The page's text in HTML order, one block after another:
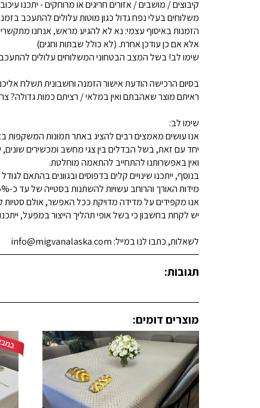
קיבוצים / מושבים / אזורים חריגים או מרוחקים - יתכנו
משלוחים בעלי נפח גדול כגון מוטות עלולים להתעכב
הזמנות באיסוף עצמי: נא לא להגיע מראש, אנחנו
אלא אם כן עודכן אחרת. (לא כולל שבתות וחגים)
שימו לב! בשל המצב הבטחוני המשלוחים עלולים
בסיום הרכישה הודעת אישור הזמנה וחשבונית תשלח
ראיתם מוצר שאהבתם ואין במלאי / רציתם כמות גדולה? צרו איתנו
שימו לב:
אנו עושים מאמצים רבים להציג באתר תמונות המשקפות
יחד עם זאת, בשל הבדלים בין צגי מחשב ומכשירים שונים,
ואין באפשרותנו להתחייב להתאמה מוחלטת.
בנוסף, ייתכנו שינויים קלים בדפוסים ובגוונים בהתאם
מידות האורך והרוחב עשויות להשתנות בסטייה של עד כ-5% מהמידות המפורסמות.
אנו מקפידים על מדידה מדויקת ככל האפשר, אולם סטיות
יש לקחת בחשבון כי בשל אופי תהליך הייצור במפעל, ייתכנו
לשאלות, כתבו לנו במייל: info@migvanalaska.com
תגובות:
מוצרים דומים: